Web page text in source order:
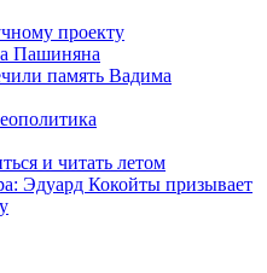
проекту
Пашиняна
память Вадима
и читать летом
Эдуард Кокойты призывает